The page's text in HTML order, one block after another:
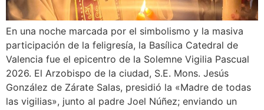
En una noche marcada por el simbolismo y la masiva
participación de la feligresía, la Basílica Catedral de
Valencia fue el epicentro de la Solemne Vigilia Pascual
2026. El Arzobispo de la ciudad, S.E. Mons. Jesús
González de Zárate Salas, presidió la «Madre de todas
las vigilias», junto al padre Joel Núñez; enviando un